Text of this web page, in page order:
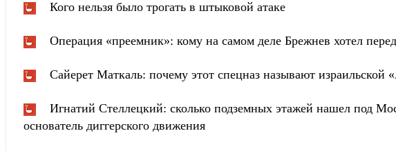
Кого нельзя было трогать в штыковой атаке
Операция «преемник»: кому на самом деле Брежнев хотел
Сайерет Маткаль: почему этот спецназ называют израильской
Игнатий Стеллецкий: сколько подземных этажей нашел под
основатель диггерского движения